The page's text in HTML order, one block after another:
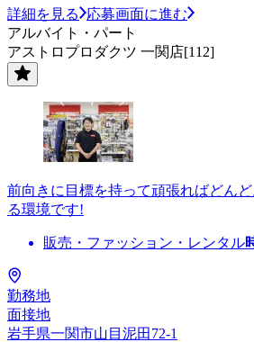
詳細を見る
応募画面に進む
アルバイト・パート
アストロプロダクツ 一関店[112]
前向きに目標を持って頑張ればどん
る環境です!
販売・ファッション・レンタル
勤務地
面接地
岩手県一関市山目泥田72-1